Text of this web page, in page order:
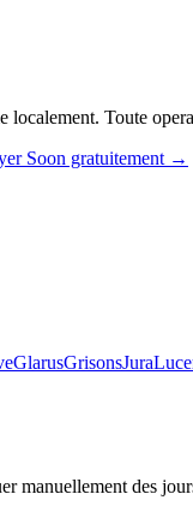
Toute
Soon gratuitement →
GlarusGrisonsJura
manuellement des